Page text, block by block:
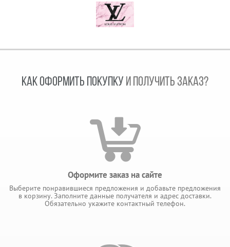
КАК ОФОРМИТЬ ПОКУПКУ И ПОЛУЧИТЬ ЗАКАЗ?
Оформите заказ на сайте
Выберите понравившиеся предложения и добавьте предложения
в корзину. Заполните данные получателя и адрес доставки.
Обязательно укажите контактный телефон.